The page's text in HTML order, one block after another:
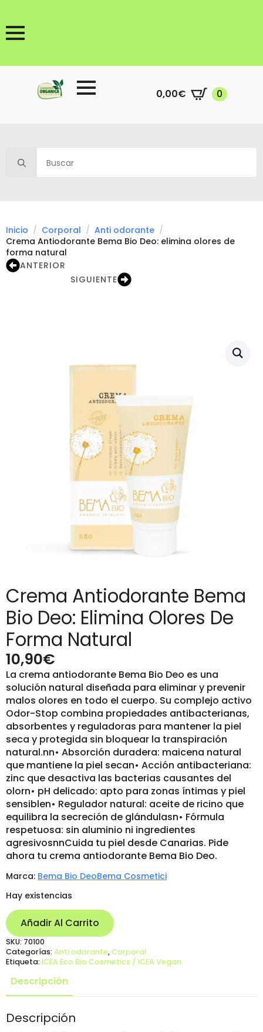
0,00€ 0
for:
Inicio Corporal
Anti odorante
Crema Antiodorante Bema Bio Deo: elimina olores de
forma natural
ANTERIOR
SIGUIENTE
Crema Antiodorante Bema
Bio Deo: Elimina Olores De
Forma Natural
10,90€
La crema antiodorante Bema Bio Deo es una
solución natural diseñada para eliminar y prevenir
malos olores en todo el cuerpo. Su complejo activo
Odor-Stop combina propiedades antibacterianas,
absorbentes y reguladoras para mantener la piel
seca y protegida sin bloquear la transpiración
natural.nn• Absorción duradera: maicena natural
que mantiene la piel secan• Acción antibacteriana:
zinc que desactiva las bacterias causantes del
olorn• pH delicado: apto para zonas íntimas y piel
sensiblen• Regulador natural: aceite de ricino que
equilibra la secreción de glándulasn• Fórmula
respetuosa: sin aluminio ni ingredientes
agresivosnnCuida tu piel desde Canarias. Pide
ahora tu crema antiodorante Bema Bio Deo.
Marca: Bema Bio DeoBema Cosmetici
Hay existencias
Añadir Al Carrito
SKU: 70100
Categorías: Anti odorante,Corporal
Etiqueta: ICEA Eco Bio Cosmetics / ICEA Vegan
Descripción
Descripción